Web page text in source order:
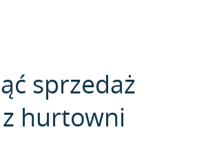
sprzedaż
hurtowni